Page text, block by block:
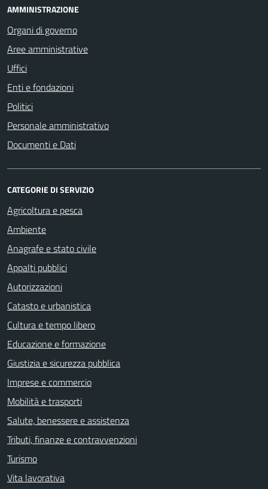
AMMINISTRAZIONE
Organi di governo
Aree amministrative
Uffici
Enti e fondazioni
Politici
Personale amministrativo
Documenti e Dati
CATEGORIE DI SERVIZIO
Agricoltura e pesca
Ambiente
Anagrafe e stato civile
Appalti pubblici
Autorizzazioni
Catasto e urbanistica
Cultura e tempo libero
Educazione e formazione
Giustizia e sicurezza pubblica
Imprese e commercio
Mobilità e trasporti
Salute, benessere e assistenza
Tributi, finanze e contravvenzioni
Turismo
Vita lavorativa